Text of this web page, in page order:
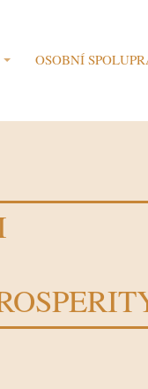
OSOBNÍ